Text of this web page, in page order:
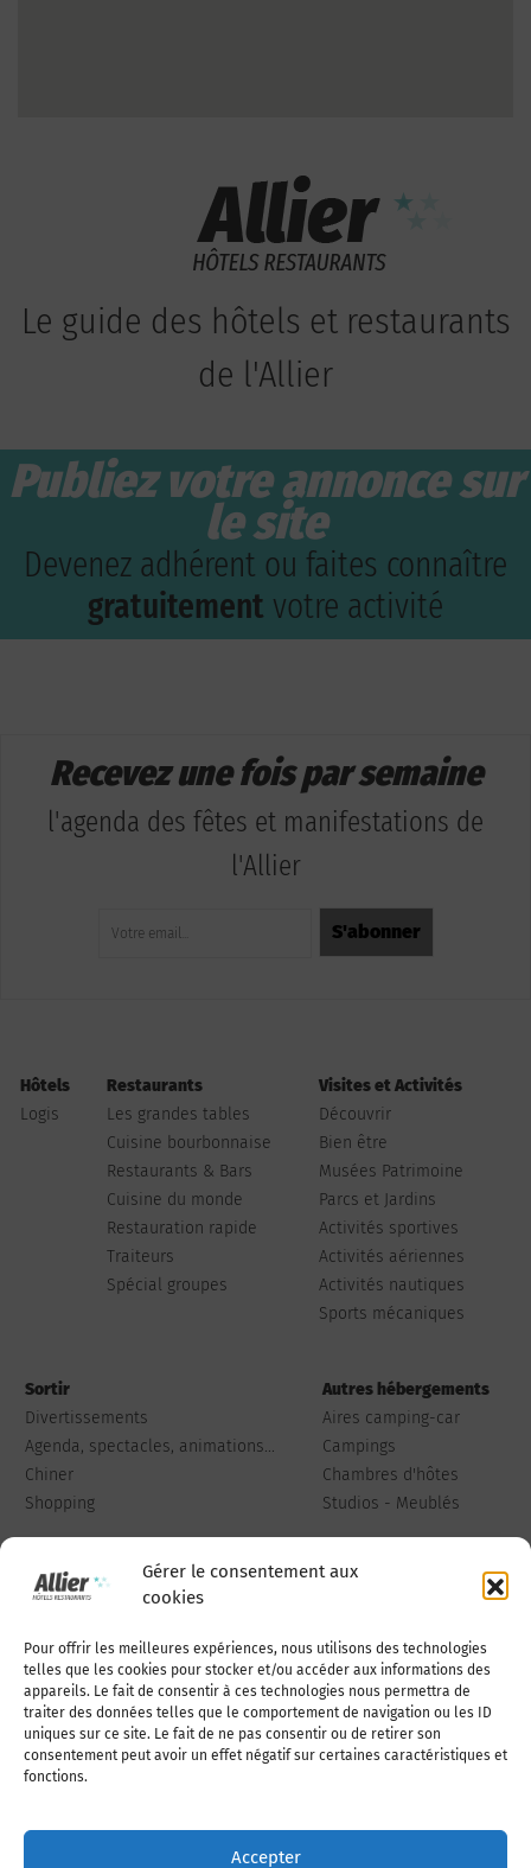
Gérer le consentement aux
cookies
Pour offrir les meilleures expériences, nous utilisons des technologies
telles que les cookies pour stocker et/ou accéder aux informations des
appareils. Le fait de consentir à ces technologies nous permettra de
traiter des données telles que le comportement de navigation ou les ID
uniques sur ce site. Le fait de ne pas consentir ou de retirer son
consentement peut avoir un effet négatif sur certaines caractéristiques et
fonctions.
Accepter
Le guide des hôtels et restaurants
de l'Allier
Publiez votre annonce sur
le site
Devenez adhérent ou faites connaître
gratuitement votre activité
Recevez une fois par semaine
l'agenda des fêtes et manifestations de
l'Allier
Hôtels
Logis
Restaurants
Les grandes tables
Cuisine bourbonnaise
Restaurants & Bars
Cuisine du monde
Restauration rapide
Traiteurs
Spécial groupes
Visites et Activités
Découvrir
Bien être
Musées Patrimoine
Parcs et Jardins
Activités sportives
Activités aériennes
Activités nautiques
Sports mécaniques
Sortir
Divertissements
Agenda, spectacles, animations...
Chiner
Shopping
Autres hébergements
Aires camping-car
Campings
Chambres d'hôtes
Studios - Meublés
Qui sommes-nous Publiez votre annonce
Adhérer à l’association Nous contacter